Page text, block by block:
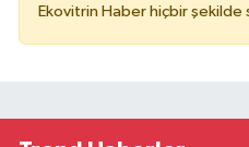
Ekovitrin Haber hiçbir şekilde